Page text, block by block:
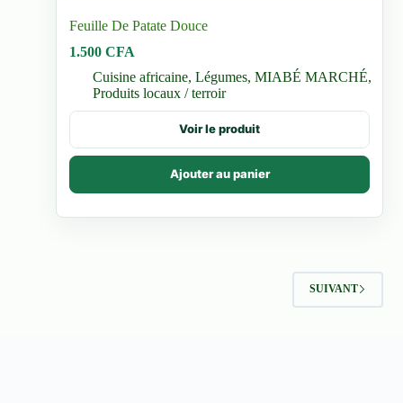
Feuille De Patate Douce
1.500CFA
Cuisine africaine,Légumes,MIABÉ MARCHÉ,
Produits locaux / terroir
Voir le produit
Ajouter au panier
SUIVANT